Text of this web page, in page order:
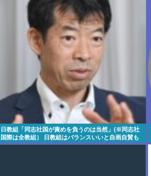
日教組「同志社国が責めを負うのは当然」(※同志社
国際は全教組） 日教組はバランスいいと自画自賛も